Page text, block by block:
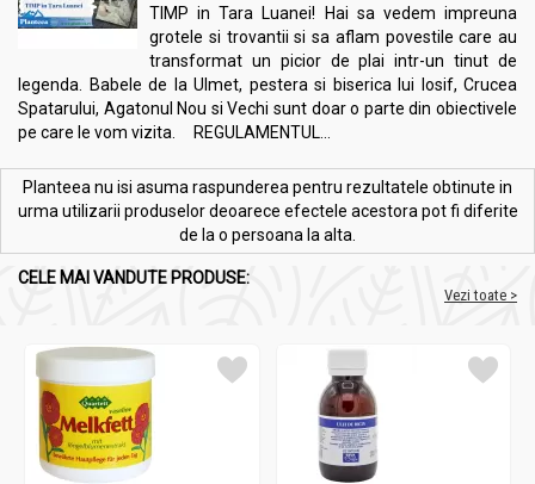
TIMP in Tara Luanei! Hai sa vedem impreuna
grotele si trovantii si sa aflam povestile care au
transformat un picior de plai intr-un tinut de
legenda. Babele de la Ulmet, pestera si biserica lui Iosif, Crucea
Spatarului, Agatonul Nou si Vechi sunt doar o parte din obiectivele
pe care le vom vizita. REGULAMENTUL...
Planteea nu isi asuma raspunderea pentru rezultatele obtinute in
urma utilizarii produselor deoarece efectele acestora pot fi diferite
de la o persoana la alta.
CELE MAI VANDUTE PRODUSE:
Vezi toate >